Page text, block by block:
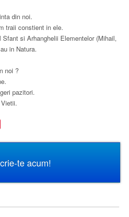
din noi.
traii constient in ele.
si Arhanghelii Elementelor (Mihail,
in Natura.
noi ?
pazitori.
te acum!